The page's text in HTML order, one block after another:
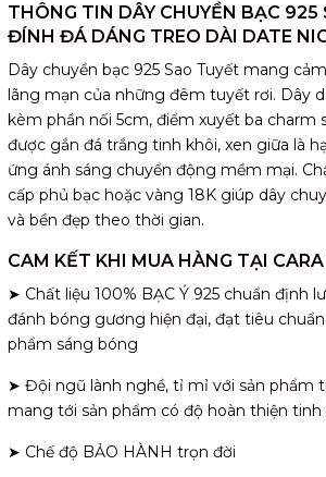
THÔNG TIN DÂY CHUYỀN BẠC 925
ĐÍNH ĐÁ DÁNG TREO DÀI DATE
Dây chuyền bạc 925 Sao Tuyết mang
lãng mạn của những đêm tuyết rơi. Dây
kèm phần nối 5cm, điểm xuyết ba charm
được gắn đá trắng tinh khôi, xen giữa là
ứng ánh sáng chuyển động mềm mại.
cấp phủ bạc hoặc vàng 18K giúp dây
và bền đẹp theo thời gian.
CAM KẾT KHI MUA HÀNG TẠI
➤ Chất liệu 100% BẠC Ý 925 chuẩn định
đánh bóng gương hiện đại, đạt tiêu
phẩm sáng bóng
➤ Đội ngũ lành nghề, tỉ mỉ với sản phẩm
mang tới sản phẩm có độ hoàn thiện tinh
➤ Chế độ BẢO HÀNH trọn đời